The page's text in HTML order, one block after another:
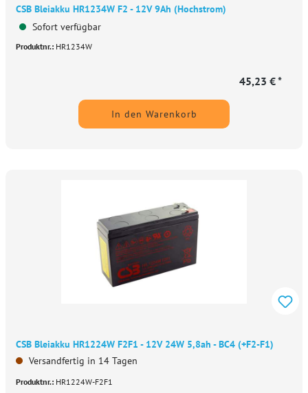
CSB Bleiakku HR1234W F2 - 12V 9Ah (Hochstrom)
Sofort verfügbar
Produktnr.: HR1234W
45,23 € *
In den Warenkorb
CSB Bleiakku HR1224W F2F1 - 12V 24W 5,8ah - BC4 (+F2-F1)
Versandfertig in 14 Tagen
Produktnr.: HR1224W-F2F1